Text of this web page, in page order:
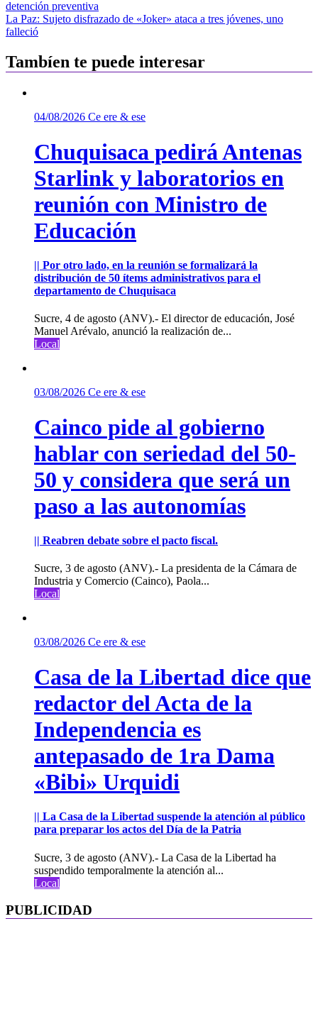
de
entradas
detención preventiva
La Paz: Sujeto disfrazado de «Joker» ataca a tres jóvenes, uno
falleció
Tambíen te puede interesar
04/08/2026 Ce ere & ese
Chuquisaca pedirá Antenas
Starlink y laboratorios en
reunión con Ministro de
Educación
|| Por otro lado, en la reunión se formalizará la
distribución de 50 ítems administrativos para el
departamento de Chuquisaca
Sucre, 4 de agosto (ANV).- El director de educación, José
Manuel Arévalo, anunció la realización de...
Local
03/08/2026 Ce ere & ese
Cainco pide al gobierno
hablar con seriedad del 50-
50 y considera que será un
paso a las autonomías
|| Reabren debate sobre el pacto fiscal.
Sucre, 3 de agosto (ANV).- La presidenta de la Cámara de
Industria y Comercio (Cainco), Paola...
Local
03/08/2026 Ce ere & ese
Casa de la Libertad dice que
redactor del Acta de la
Independencia es
antepasado de 1ra Dama
«Bibi» Urquidi
|| La Casa de la Libertad suspende la atención al público
para preparar los actos del Día de la Patria
Sucre, 3 de agosto (ANV).- La Casa de la Libertad ha
suspendido temporalmente la atención al...
Local
PUBLICIDAD